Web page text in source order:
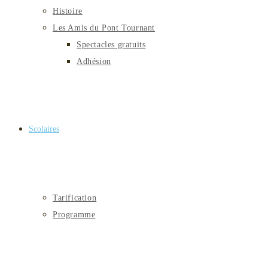
Histoire
Les Amis du Pont Tournant
Spectacles gratuits
Adhésion
Scolaires
Tarification
Programme